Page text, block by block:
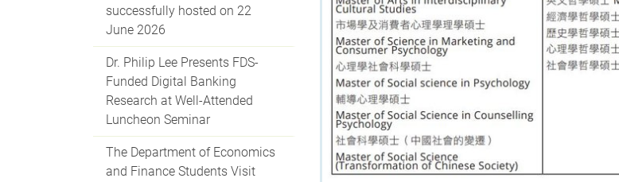
successfully hosted on 22
June 2026
Dr. Philip Lee Presents FDS-
Funded Digital Banking
Research at Well-Attended
Luncheon Seminar
The Department of Economics
and Finance Students Visit